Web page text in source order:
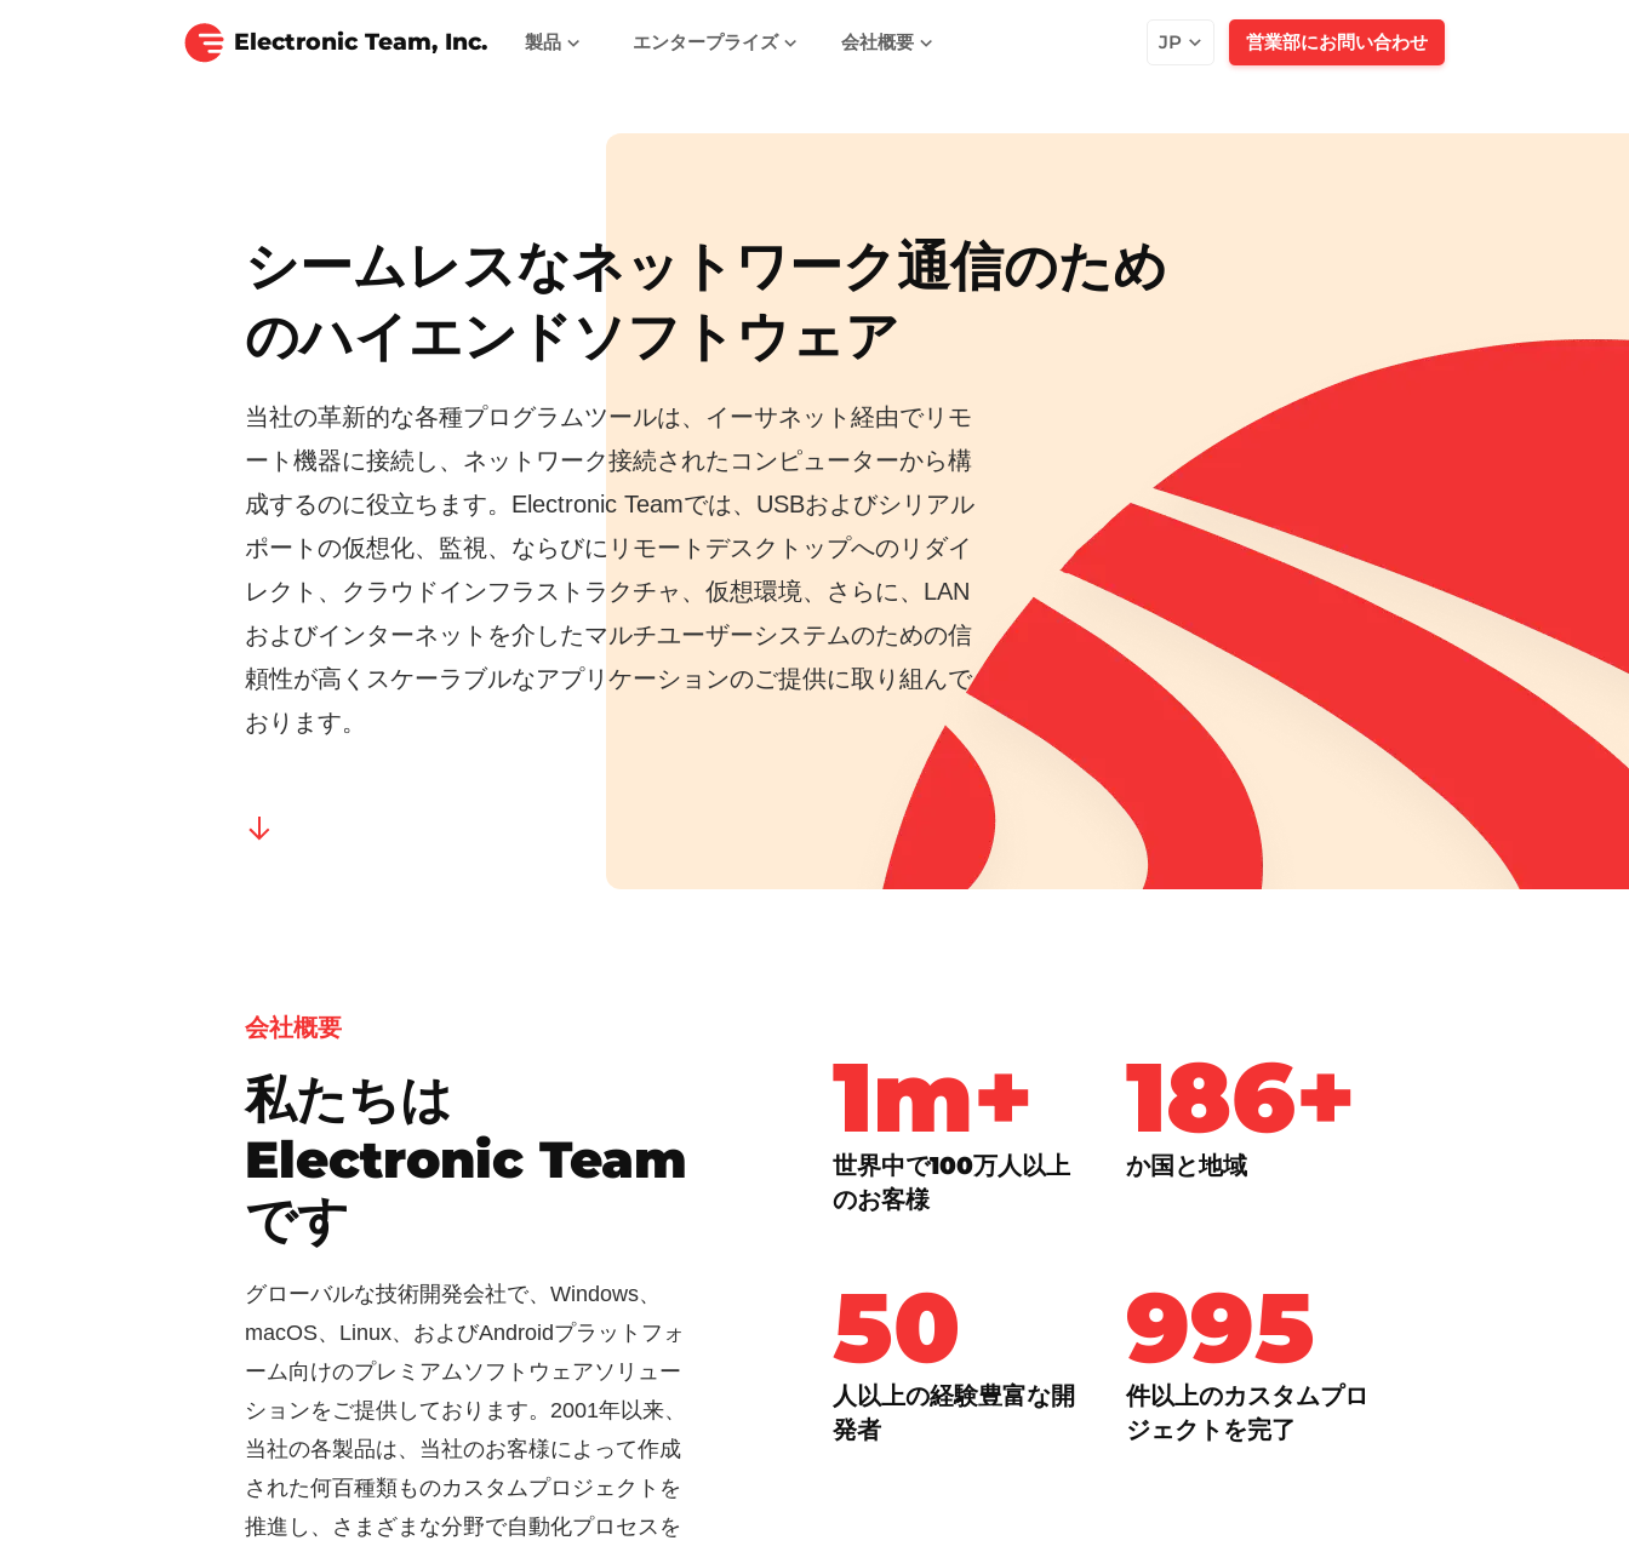
Electronic Team, Inc. JP 営業部にお問い合わせ
製品 エンタープライズ 会社概要
シームレスなネットワーク通信のため
のハイエンドソフトウェア
当社の革新的な各種プログラムツールは、イーサネット経由でリモ
ート機器に接続し、ネットワーク接続されたコンピューターから構
成するのに役立ちます。Electronic Teamでは、USBおよびシリアル
ポートの仮想化、監視、ならびにリモートデスクトップへのリダイ
レクト、クラウドインフラストラクチャ、仮想環境、さらに、LAN
およびインターネットを介したマルチユーザーシステムのための信
頼性が高くスケーラブルなアプリケーションのご提供に取り組んで
おります。
会社概要
私たちは
Electronic Team
です
グローバルな技術開発会社で、Windows、
macOS、Linux、およびAndroidプラットフォ
ーム向けのプレミアムソフトウェアソリュー
ションをご提供しております。2001年以来、
当社の各製品は、当社のお客様によって作成
された何百種類ものカスタムプロジェクトを
推進し、さまざまな分野で自動化プロセスを
1m+
世界中で100万人以上
のお客様
186+
か国と地域
50+
人以上の経験豊富な開
発者
1k+
件以上のカスタムプロ
ジェクトを完了